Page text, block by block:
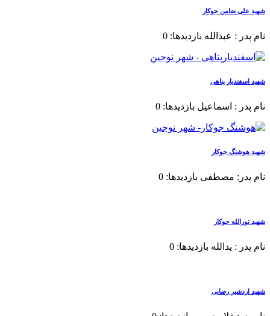
شهید علی ضامن جوکار
نام پدر : عبدالله بازدیدها: 0
شهید اسفندیار پناهی
نام پدر : اسماعیل بازدیدها: 0
شهید هوشنگ جوکار
نام پدر: مصطفی بازدیدها: 0
شهید نورالله جوکار
نام پدر : یدالله بازدیدها: 0
شهید اردشیر رضایی